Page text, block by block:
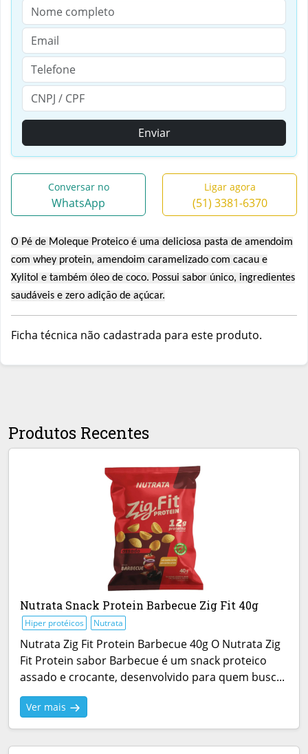
Enviar
Conversar no
WhatsApp
Ligar agora
(51) 3381-6370
O Pé de Moleque Proteico é uma deliciosa pasta de amendoim
com whey protein, amendoim caramelizado com cacau e
Xylitol e também óleo de coco. Possui sabor único, ingredientes
saudáveis e zero adição de açúcar.
Ficha técnica não cadastrada para este produto.
Produtos Recentes
Nutrata Snack Protein Barbecue Zig Fit 40g
Hiper protéicos Nutrata
Nutrata Zig Fit Protein Barbecue 40g O Nutrata Zig
Fit Protein sabor Barbecue é um snack proteico
assado e crocante, desenvolvido para quem busc...
Ver mais